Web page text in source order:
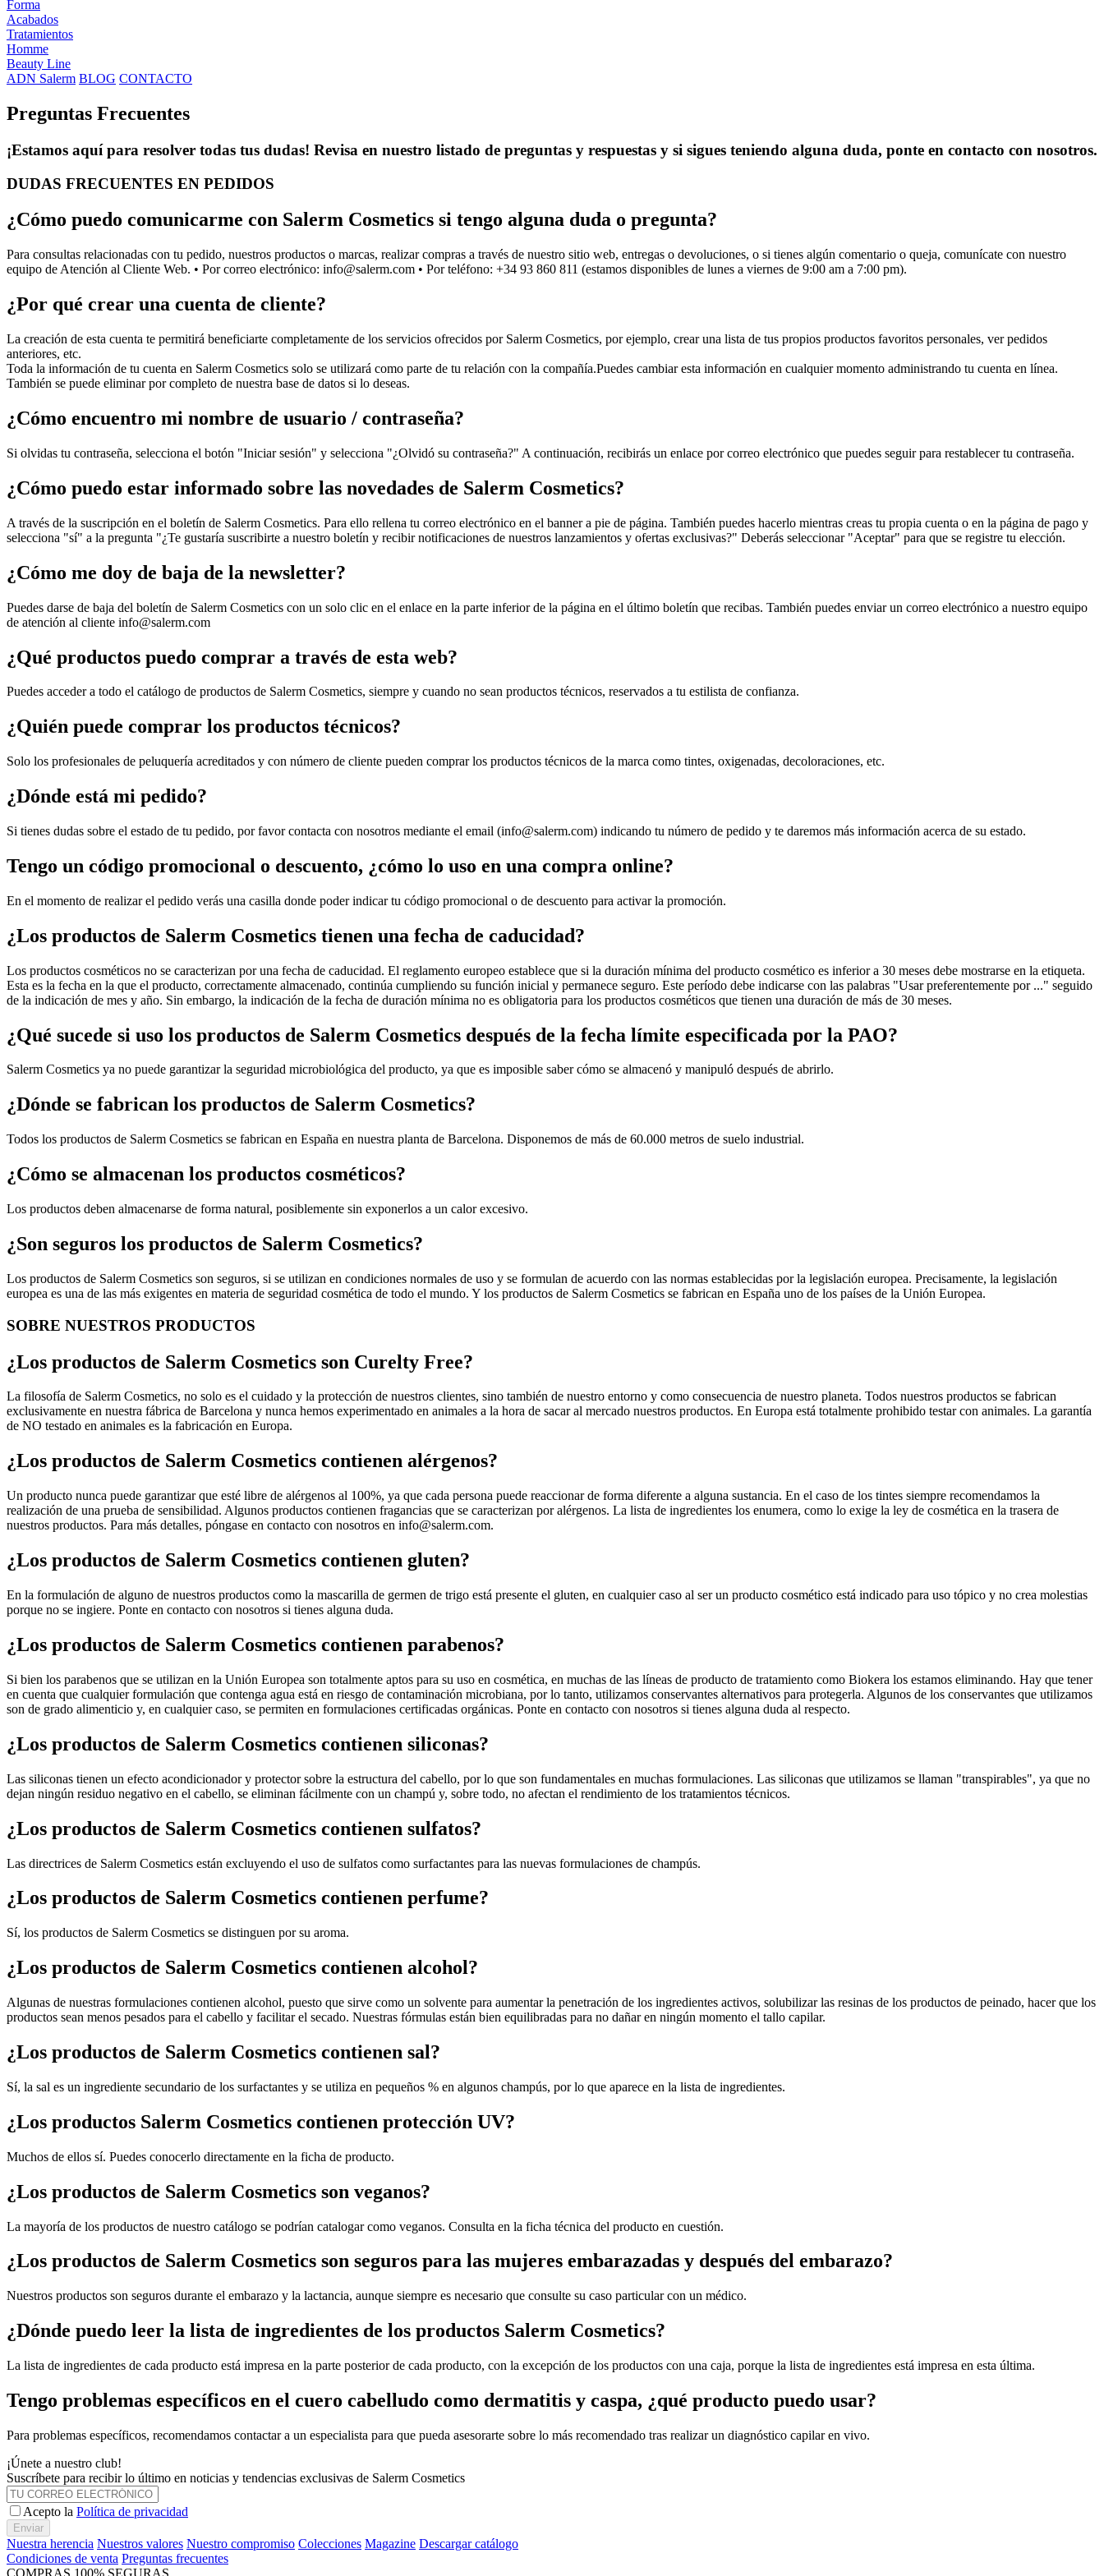
Forma
Acabados
Tratamientos
Homme
Beauty Line
ADN Salerm BLOG CONTACTO
Preguntas Frecuentes
¡Estamos aquí para resolver todas tus dudas! Revisa en nuestro listado de preguntas y respuestas y si sigues teniendo alguna duda, ponte en contacto con nosotros.
DUDAS FRECUENTES EN PEDIDOS
¿Cómo puedo comunicarme con Salerm Cosmetics si tengo alguna duda o pregunta?
Para consultas relacionadas con tu pedido, nuestros productos o marcas, realizar compras a través de nuestro sitio web, entregas o devoluciones, o si tienes algún comentario o queja, comunícate con nuestro
equipo de Atención al Cliente Web. • Por correo electrónico: info@salerm.com • Por teléfono: +34 93 860 811 (estamos disponibles de lunes a viernes de 9:00 am a 7:00 pm).
¿Por qué crear una cuenta de cliente?
La creación de esta cuenta te permitirá beneficiarte completamente de los servicios ofrecidos por Salerm Cosmetics, por ejemplo, crear una lista de tus propios productos favoritos personales, ver pedidos
anteriores, etc.
Toda la información de tu cuenta en Salerm Cosmetics solo se utilizará como parte de tu relación con la compañía.Puedes cambiar esta información en cualquier momento administrando tu cuenta en línea.
También se puede eliminar por completo de nuestra base de datos si lo deseas.
¿Cómo encuentro mi nombre de usuario / contraseña?
Si olvidas tu contraseña, selecciona el botón "Iniciar sesión" y selecciona "¿Olvidó su contraseña?" A continuación, recibirás un enlace por correo electrónico que puedes seguir para restablecer tu contraseña.
¿Cómo puedo estar informado sobre las novedades de Salerm Cosmetics?
A través de la suscripción en el boletín de Salerm Cosmetics. Para ello rellena tu correo electrónico en el banner a pie de página. También puedes hacerlo mientras creas tu propia cuenta o en la página de pago y
selecciona "sí" a la pregunta "¿Te gustaría suscribirte a nuestro boletín y recibir notificaciones de nuestros lanzamientos y ofertas exclusivas?" Deberás seleccionar "Aceptar" para que se registre tu elección.
¿Cómo me doy de baja de la newsletter?
Puedes darse de baja del boletín de Salerm Cosmetics con un solo clic en el enlace en la parte inferior de la página en el último boletín que recibas. También puedes enviar un correo electrónico a nuestro equipo
de atención al cliente info@salerm.com
¿Qué productos puedo comprar a través de esta web?
Puedes acceder a todo el catálogo de productos de Salerm Cosmetics, siempre y cuando no sean productos técnicos, reservados a tu estilista de confianza.
¿Quién puede comprar los productos técnicos?
Solo los profesionales de peluquería acreditados y con número de cliente pueden comprar los productos técnicos de la marca como tintes, oxigenadas, decoloraciones, etc.
¿Dónde está mi pedido?
Si tienes dudas sobre el estado de tu pedido, por favor contacta con nosotros mediante el email (info@salerm.com) indicando tu número de pedido y te daremos más información acerca de su estado.
Tengo un código promocional o descuento, ¿cómo lo uso en una compra online?
En el momento de realizar el pedido verás una casilla donde poder indicar tu código promocional o de descuento para activar la promoción.
¿Los productos de Salerm Cosmetics tienen una fecha de caducidad?
Los productos cosméticos no se caracterizan por una fecha de caducidad. El reglamento europeo establece que si la duración mínima del producto cosmético es inferior a 30 meses debe mostrarse en la etiqueta.
Esta es la fecha en la que el producto, correctamente almacenado, continúa cumpliendo su función inicial y permanece seguro. Este período debe indicarse con las palabras "Usar preferentemente por ..." seguido
de la indicación de mes y año. Sin embargo, la indicación de la fecha de duración mínima no es obligatoria para los productos cosméticos que tienen una duración de más de 30 meses.
¿Qué sucede si uso los productos de Salerm Cosmetics después de la fecha límite especificada por la PAO?
Salerm Cosmetics ya no puede garantizar la seguridad microbiológica del producto, ya que es imposible saber cómo se almacenó y manipuló después de abrirlo.
¿Dónde se fabrican los productos de Salerm Cosmetics?
Todos los productos de Salerm Cosmetics se fabrican en España en nuestra planta de Barcelona. Disponemos de más de 60.000 metros de suelo industrial.
¿Cómo se almacenan los productos cosméticos?
Los productos deben almacenarse de forma natural, posiblemente sin exponerlos a un calor excesivo.
¿Son seguros los productos de Salerm Cosmetics?
Los productos de Salerm Cosmetics son seguros, si se utilizan en condiciones normales de uso y se formulan de acuerdo con las normas establecidas por la legislación europea. Precisamente, la legislación
europea es una de las más exigentes en materia de seguridad cosmética de todo el mundo. Y los productos de Salerm Cosmetics se fabrican en España uno de los países de la Unión Europea.
SOBRE NUESTROS PRODUCTOS
¿Los productos de Salerm Cosmetics son Curelty Free?
La filosofía de Salerm Cosmetics, no solo es el cuidado y la protección de nuestros clientes, sino también de nuestro entorno y como consecuencia de nuestro planeta. Todos nuestros productos se fabrican
exclusivamente en nuestra fábrica de Barcelona y nunca hemos experimentado en animales a la hora de sacar al mercado nuestros productos. En Europa está totalmente prohibido testar con animales. La garantía
de NO testado en animales es la fabricación en Europa.
¿Los productos de Salerm Cosmetics contienen alérgenos?
Un producto nunca puede garantizar que esté libre de alérgenos al 100%, ya que cada persona puede reaccionar de forma diferente a alguna sustancia. En el caso de los tintes siempre recomendamos la
realización de una prueba de sensibilidad. Algunos productos contienen fragancias que se caracterizan por alérgenos. La lista de ingredientes los enumera, como lo exige la ley de cosmética en la trasera de
nuestros productos. Para más detalles, póngase en contacto con nosotros en info@salerm.com.
¿Los productos de Salerm Cosmetics contienen gluten?
En la formulación de alguno de nuestros productos como la mascarilla de germen de trigo está presente el gluten, en cualquier caso al ser un producto cosmético está indicado para uso tópico y no crea molestias
porque no se ingiere. Ponte en contacto con nosotros si tienes alguna duda.
¿Los productos de Salerm Cosmetics contienen parabenos?
Si bien los parabenos que se utilizan en la Unión Europea son totalmente aptos para su uso en cosmética, en muchas de las líneas de producto de tratamiento como Biokera los estamos eliminando. Hay que tener
en cuenta que cualquier formulación que contenga agua está en riesgo de contaminación microbiana, por lo tanto, utilizamos conservantes alternativos para protegerla. Algunos de los conservantes que utilizamos
son de grado alimenticio y, en cualquier caso, se permiten en formulaciones certificadas orgánicas. Ponte en contacto con nosotros si tienes alguna duda al respecto.
¿Los productos de Salerm Cosmetics contienen siliconas?
Las siliconas tienen un efecto acondicionador y protector sobre la estructura del cabello, por lo que son fundamentales en muchas formulaciones. Las siliconas que utilizamos se llaman "transpirables", ya que no
dejan ningún residuo negativo en el cabello, se eliminan fácilmente con un champú y, sobre todo, no afectan el rendimiento de los tratamientos técnicos.
¿Los productos de Salerm Cosmetics contienen sulfatos?
Las directrices de Salerm Cosmetics están excluyendo el uso de sulfatos como surfactantes para las nuevas formulaciones de champús.
¿Los productos de Salerm Cosmetics contienen perfume?
Sí, los productos de Salerm Cosmetics se distinguen por su aroma.
¿Los productos de Salerm Cosmetics contienen alcohol?
Algunas de nuestras formulaciones contienen alcohol, puesto que sirve como un solvente para aumentar la penetración de los ingredientes activos, solubilizar las resinas de los productos de peinado, hacer que los
productos sean menos pesados para el cabello y facilitar el secado. Nuestras fórmulas están bien equilibradas para no dañar en ningún momento el tallo capilar.
¿Los productos de Salerm Cosmetics contienen sal?
Sí, la sal es un ingrediente secundario de los surfactantes y se utiliza en pequeños % en algunos champús, por lo que aparece en la lista de ingredientes.
¿Los productos Salerm Cosmetics contienen protección UV?
Muchos de ellos sí. Puedes conocerlo directamente en la ficha de producto.
¿Los productos de Salerm Cosmetics son veganos?
La mayoría de los productos de nuestro catálogo se podrían catalogar como veganos. Consulta en la ficha técnica del producto en cuestión.
¿Los productos de Salerm Cosmetics son seguros para las mujeres embarazadas y después del embarazo?
Nuestros productos son seguros durante el embarazo y la lactancia, aunque siempre es necesario que consulte su caso particular con un médico.
¿Dónde puedo leer la lista de ingredientes de los productos Salerm Cosmetics?
La lista de ingredientes de cada producto está impresa en la parte posterior de cada producto, con la excepción de los productos con una caja, porque la lista de ingredientes está impresa en esta última.
Tengo problemas específicos en el cuero cabelludo como dermatitis y caspa, ¿qué producto puedo usar?
Para problemas específicos, recomendamos contactar a un especialista para que pueda asesorarte sobre lo más recomendado tras realizar un diagnóstico capilar en vivo.
¡Únete a nuestro club!
Suscríbete para recibir lo último en noticias y tendencias exclusivas de Salerm Cosmetics
Acepto la Política de privacidad
Enviar
Nuestra herencia Nuestros valores Nuestro compromiso Colecciones Magazine Descargar catálogo
Condiciones de venta Preguntas frecuentes
COMPRAS 100% SEGURAS